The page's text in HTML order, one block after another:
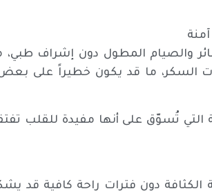
والصيام المطول دون إشراف
السكر، ما قد يكون خطيراً على
التي تُسوّق على أنها مفيدة للقلب
الكثافة دون فترات راحة كافية